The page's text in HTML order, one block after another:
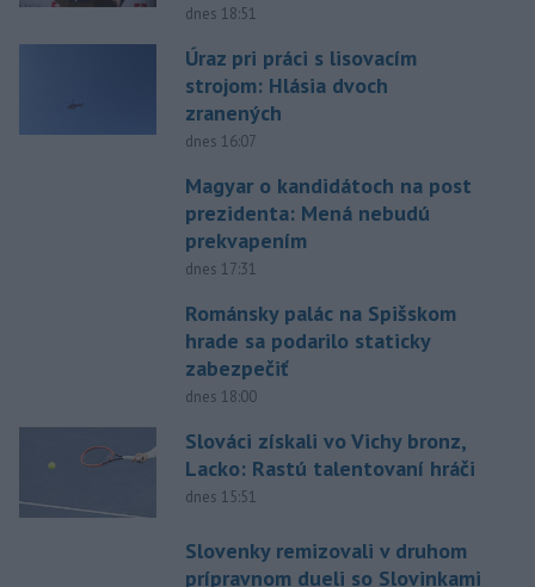
dnes 18:51
Úraz pri práci s lisovacím
strojom: Hlásia dvoch
zranených
dnes 16:07
Magyar o kandidátoch na post
prezidenta: Mená nebudú
prekvapením
dnes 17:31
Románsky palác na Spišskom
hrade sa podarilo staticky
zabezpečiť
dnes 18:00
Slováci získali vo Vichy bronz,
Lacko: Rastú talentovaní hráči
dnes 15:51
Slovenky remizovali v druhom
prípravnom dueli so Slovinkami